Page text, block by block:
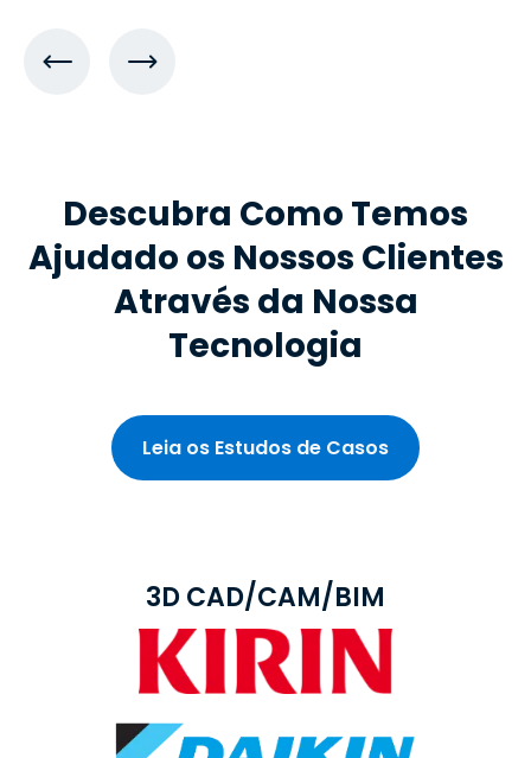
Descubra Como Temos
Ajudado os Nossos Clientes
Através da Nossa
Tecnologia
Leia os Estudos de Casos
3D CAD/CAM/BIM